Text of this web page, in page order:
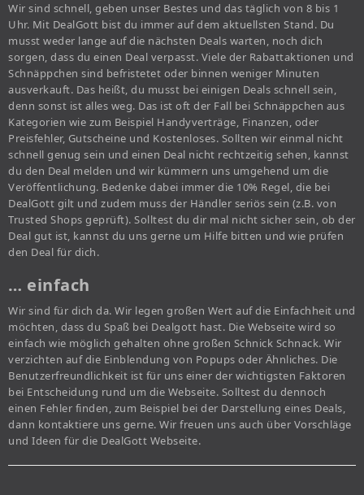
Wir sind schnell, geben unser Bestes und das täglich von 8 bis 1
Uhr. Mit DealGott bist du immer auf dem aktuellsten Stand. Du
musst weder lange auf die nächsten Deals warten, noch dich
sorgen, dass du einen Deal verpasst. Viele der Rabattaktionen und
Schnäppchen sind befristetet oder binnen weniger Minuten
ausverkauft. Das heißt, du musst bei einigen Deals schnell sein,
denn sonst ist alles weg. Das ist oft der Fall bei Schnäppchen aus
Kategorien wie zum Beispiel Handyverträge, Finanzen, oder
Preisfehler, Gutscheine und Kostenloses. Sollten wir einmal nicht
schnell genug sein und einen Deal nicht rechtzeitig sehen, kannst
du den Deal melden und wir kümmern uns umgehend um die
Veröffentlichung. Bedenke dabei immer die 10% Regel, die bei
DealGott gilt und zudem muss der Händler seriös sein (z.B. von
Trusted Shops geprüft). Solltest du dir mal nicht sicher sein, ob der
Deal gut ist, kannst du uns gerne um Hilfe bitten und wie prüfen
den Deal für dich.
… einfach
Wir sind für dich da. Wir legen großen Wert auf die Einfachheit und
möchten, dass du Spaß bei Dealgott hast. Die Webseite wird so
einfach wie möglich gehalten ohne großen Schnick Schnack. Wir
verzichten auf die Einblendung von Popups oder Ähnliches. Die
Benutzerfreundlichkeit ist für uns einer der wichtigsten Faktoren
bei Entscheidung rund um die Webseite. Solltest du dennoch
einen Fehler finden, zum Beispiel bei der Darstellung eines Deals,
dann kontaktiere uns gerne. Wir freuen uns auch über Vorschläge
und Ideen für die DealGott Webseite.